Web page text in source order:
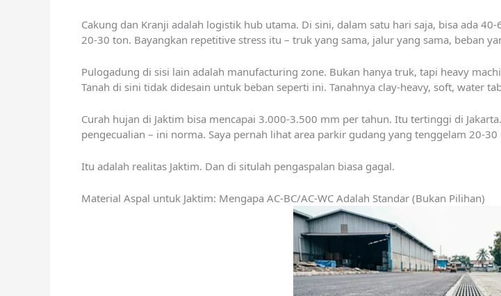
Cakung dan Kranji adalah logistik hub utama. Di sini, dalam satu hari saja, bisa ada
20-30 ton. Bayangkan repetitive stress itu – truk yang sama, jalur yang sama, beban
Pulogadung di sisi lain adalah manufacturing zone. Bukan hanya truk, tapi heavy
Tanah di sini tidak didesain untuk beban seperti ini. Tanahnya clay-heavy, soft, water
Curah hujan di Jaktim bisa mencapai 3.000-3.500 mm per tahun. Itu tertinggi di
pengecualian – ini norma. Saya pernah lihat area parkir gudang yang tenggelam 20-
Itu adalah realitas Jaktim. Dan di situlah pengaspalan biasa gagal.
Material Aspal untuk Jaktim: Mengapa AC-BC/AC-WC Adalah Standar (Bukan Pilihan)